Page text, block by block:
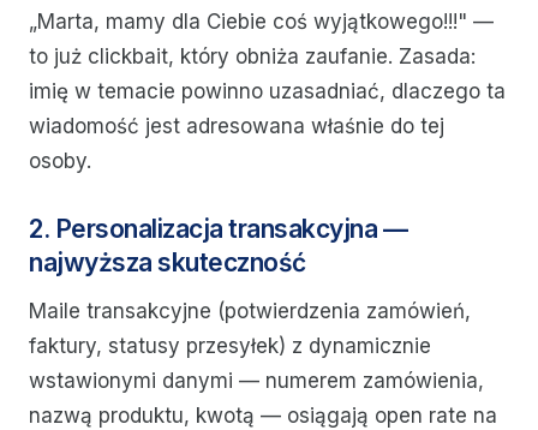
„Marta, mamy dla Ciebie coś wyjątkowego!!!" —
to już clickbait, który obniża zaufanie. Zasada:
imię w temacie powinno uzasadniać, dlaczego ta
wiadomość jest adresowana właśnie do tej
osoby.
2. Personalizacja transakcyjna —
najwyższa skuteczność
Maile transakcyjne (potwierdzenia zamówień,
faktury, statusy przesyłek) z dynamicznie
wstawionymi danymi — numerem zamówienia,
nazwą produktu, kwotą — osiągają open rate na